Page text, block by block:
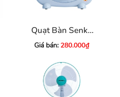
Quạt Bàn Senko
BD230
Giá bán: 280.000₫